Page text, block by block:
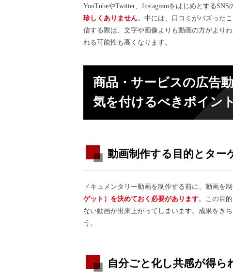
YouTubeやTwitter、InstagramをはじめとするSNS
珍しくありません。中には、口コミがバズった
信する際は、文字や画像よりも動画の方がより
れる可能性も高くなります。
商品・サービスの広告
気を付けるべきポイント
動画制作する目的とター
ドキュメンタリー動画を制作する前に、動画を
ゲット）を決めておく必要があります。この目
ない動画が出来上がってしまいます。成果をき
う。
自分ごと化し共感が得ら